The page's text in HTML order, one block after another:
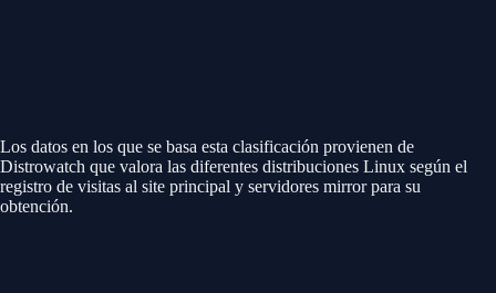
Los datos en los que se basa esta clasificación provienen de
Distrowatch que valora las diferentes distribuciones Linux según el
registro de visitas al site principal y servidores mirror para su
obtención.